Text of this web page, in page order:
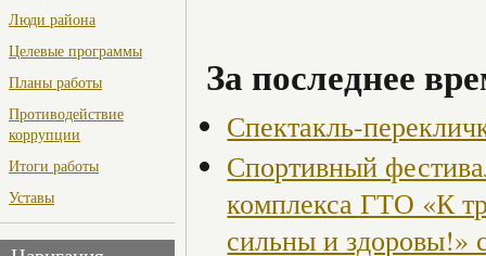
Люди района
Целевые программы
Планы работы
Противодействие
коррупции
Итоги работы
Уставы
За последнее
Спектакль-
Спортивный
комплекса ГТО «К
сильны и здоровы!»